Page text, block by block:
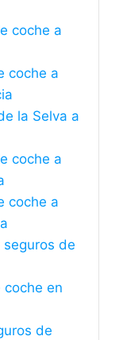
coche a
coche a
la Selva a
coche a
coche a
de
coche en
de